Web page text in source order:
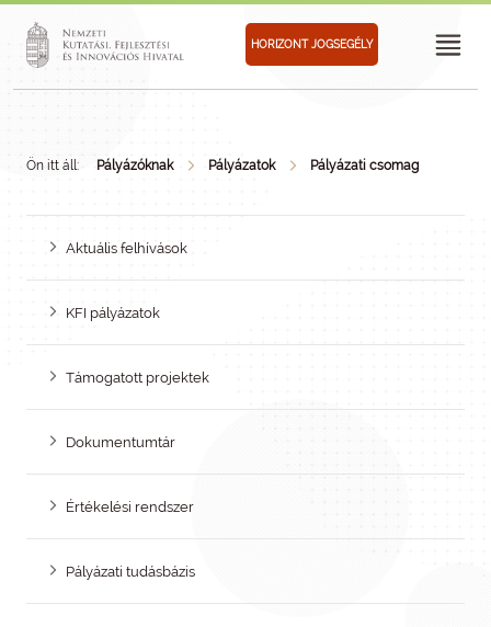
HORIZONT JOGSEGÉLY
Ön itt áll: Pályázóknak Pályázatok Pályázati csomag
Aktuális felhívások
KFI pályázatok
Támogatott projektek
Dokumentumtár
Értékelési rendszer
Pályázati tudásbázis